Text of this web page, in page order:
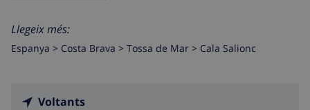
Llegeix més:
Espanya > Costa Brava > Tossa de Mar > Cala Salionc
Voltants